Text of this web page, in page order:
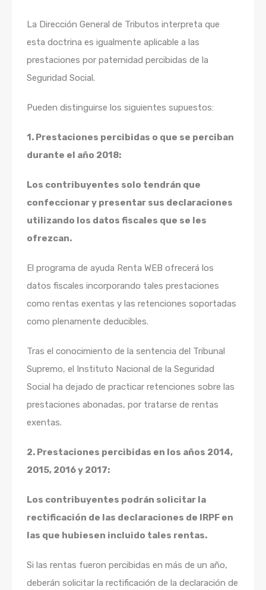
La Dirección General de Tributos interpreta que
esta doctrina es igualmente aplicable a las
prestaciones por paternidad percibidas de la
Seguridad Social.
Pueden distinguirse los siguientes supuestos:
1. Prestaciones percibidas o que se perciban
durante el año 2018:
Los contribuyentes solo tendrán que
confeccionar y presentar sus declaraciones
utilizando los datos fiscales que se les
ofrezcan.
El programa de ayuda Renta WEB ofrecerá los
datos fiscales incorporando tales prestaciones
como rentas exentas y las retenciones soportadas
como plenamente deducibles.
Tras el conocimiento de la sentencia del Tribunal
Supremo, el Instituto Nacional de la Seguridad
Social ha dejado de practicar retenciones sobre las
prestaciones abonadas, por tratarse de rentas
exentas.
2. Prestaciones percibidas en los años 2014,
2015, 2016 y 2017:
Los contribuyentes podrán solicitar la
rectificación de las declaraciones de IRPF en
las que hubiesen incluido tales rentas.
Si las rentas fueron percibidas en más de un año,
deberán solicitar la rectificación de la declaración de